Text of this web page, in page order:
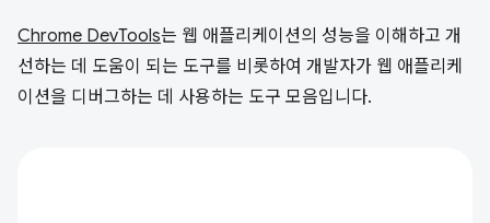
Chrome DevTools는 웹 애플리케이션의 성능을 이해하고 개
선하는 데 도움이 되는 도구를 비롯하여 개발자가 웹 애플리케
이션을 디버그하는 데 사용하는 도구 모음입니다.